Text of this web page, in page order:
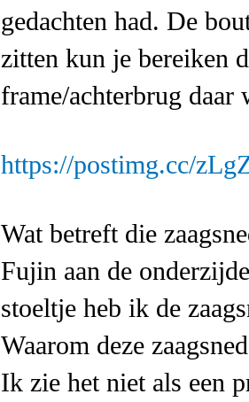
gedachten had. De
zitten kun je bereiken
frame/achterbrug
https://postimg.cc/
Wat betreft die
Fujin aan de
stoeltje heb ik de
Waarom deze
Ik zie het niet als een